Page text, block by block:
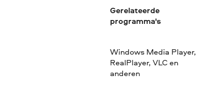
Gerelateerde
programma's
Windows Media Player,
RealPlayer, VLC en
anderen